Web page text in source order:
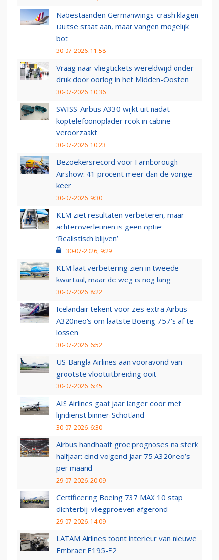
Nabestaanden Germanwings-crash klagen
Duitse staat aan, maar vangen mogelijk
bot
30-07-2026, 11:58
Vraag naar vliegtickets wereldwijd onder
druk door oorlog in het Midden-Oosten
30-07-2026, 10:36
SWISS-Airbus A330 wijkt uit nadat
koptelefoonoplader rook in cabine
veroorzaakt
30-07-2026, 10:23
Bezoekersrecord voor Farnborough
Airshow: 41 procent meer dan de vorige
keer
30-07-2026, 9:30
KLM ziet resultaten verbeteren, maar
achteroverleunen is geen optie:
‘Realistisch blijven’
30-07-2026, 9:29
KLM laat verbetering zien in tweede
kwartaal, maar de weg is nog lang
30-07-2026, 8:22
Icelandair tekent voor zes extra Airbus
A320neo's om laatste Boeing 757's af te
lossen
30-07-2026, 6:52
US-Bangla Airlines aan vooravond van
grootste vlootuitbreiding ooit
30-07-2026, 6:45
AIS Airlines gaat jaar langer door met
lijndienst binnen Schotland
30-07-2026, 6:30
Airbus handhaaft groeiprognoses na sterk
halfjaar: eind volgend jaar 75 A320neo’s
per maand
29-07-2026, 20:09
Certificering Boeing 737 MAX 10 stap
dichterbij: vliegproeven afgerond
29-07-2026, 14:09
LATAM Airlines toont interieur van nieuwe
Embraer E195-E2